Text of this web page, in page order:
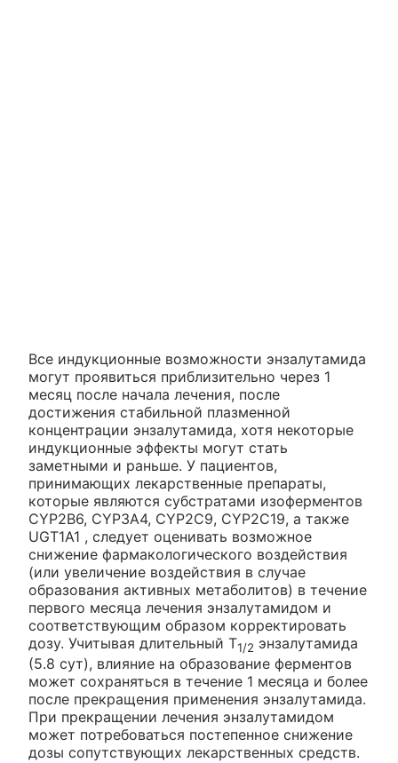
Все индукционные возможности энзалутамида
могут проявиться приблизительно через 1
месяц после начала лечения, после
достижения стабильной плазменной
концентрации энзалутамида, хотя некоторые
индукционные эффекты могут стать
заметными и раньше. У пациентов,
принимающих лекарственные препараты,
которые являются субстратами изоферментов
CYP2B6, CYP3A4, CYP2C9, CYP2C19, а также
UGT1A1 , следует оценивать возможное
снижение фармакологического воздействия
(или увеличение воздействия в случае
образования активных метаболитов) в течение
первого месяца лечения энзалутамидом и
соответствующим образом корректировать
дозу. Учитывая длительный Т1/2 энзалутамида
(5.8 сут), влияние на образование ферментов
может сохраняться в течение 1 месяца и более
после прекращения применения энзалутамида.
При прекращении лечения энзалутамидом
может потребоваться постепенное снижение
дозы сопутствующих лекарственных средств.